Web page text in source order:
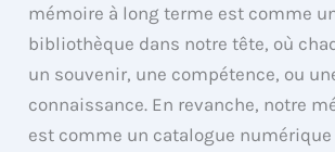
mémoire à long terme est comme
bibliothèque dans notre tête, où
un souvenir, une compétence, ou
connaissance. En revanche, notre
est comme un catalogue numérique